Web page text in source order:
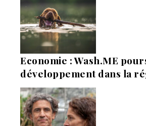
Economie : Wash.ME
développement dans la